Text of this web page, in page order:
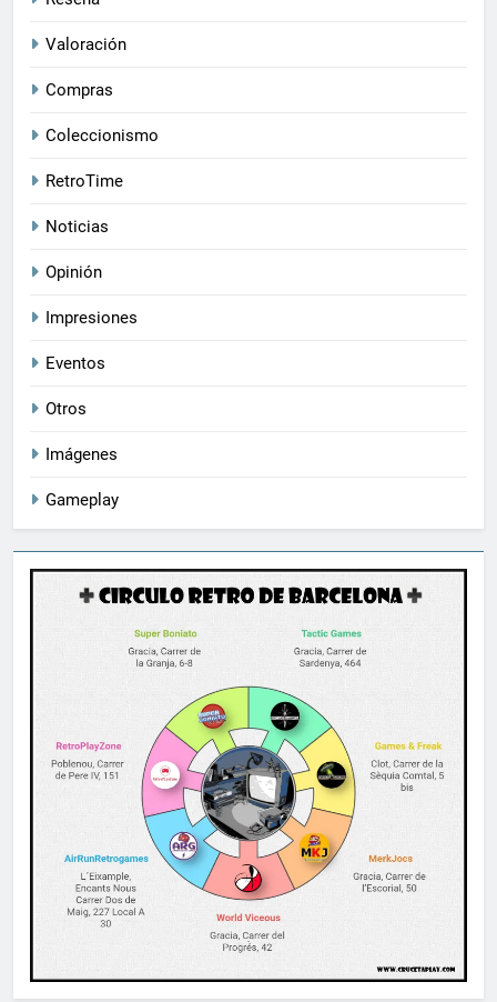
Valoración
Compras
Coleccionismo
RetroTime
Noticias
Opinión
Impresiones
Eventos
Otros
Imágenes
Gameplay